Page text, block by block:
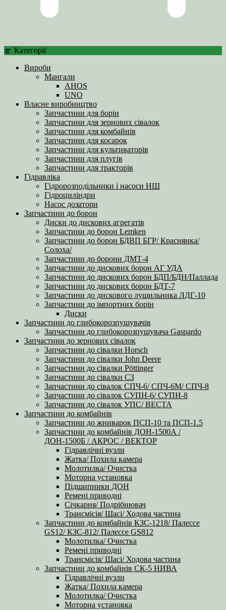
Категорії
Вироби
Мангали
AHOS
UNO
Власне виробництво
Запчастини для борін
Запчастини для зернових сівалок
Запчастини для комбайнів
Запчастини для косарок
Запчастини для культиваторів
Запчастини для плугів
Запчастини для тракторів
Гідравліка
Гідророзподільники і насоси НШ
Гідроциліндри
Насос дозатори
Запчастини до борон
Диски до дискових агрегатів
Запчастини до борон Lemken
Запчастини до борон БДВП БГР/ Краснянка/
Солоха/
Запчастини до борони ДМТ-4
Запчастини до дискових борон АГ УДА
Запчастини до дискових борон БДП/БДН/Паллада
Запчастини до дискових борон БДТ-7
Запчастини до дискового лущильника ЛДГ-10
Запчастини до імпортних борін
Диски
Запчастини до глибокорозпушувачів
Запчастини до глибокорозпушувача Gaspardo
Запчастини до зернових сівалок
Запчастини до сівалки Horsch
Запчастини до сівалки John Deere
Запчастини до сівалки Pöttinger
Запчастини до сівалки СЗ
Запчастини до сівалок СПЧ-6/ СПЧ-6М/ СПЧ-8
Запчастини до сівалок СУПН-6/ СУПН-8
Запчастини до сівалок УПС/ ВЕСТА
Запчастини до комбайнів
Запчастини до жниварок ПСП-10 та ПСП-1.5
Запчастини до комбайнів ДОН-1500А /
ДОН-1500Б / АКРОС / ВЕКТОР
Гідравлічні вузли
Жатка/ Похила камера
Молотилка/ Очистка
Моторна установка
Підшипники ДОН
Ремені приводні
Січкарня/ Подрібнювач
Трансмісія/ Шасі/ Ходова частина
Запчастини до комбайнів КЗС-1218/ Палессе
GS12/ КЗС-812/ Палессе GS812
Молотилка/ Очистка
Ремені приводні
Трансмісія/ Шасі/ Ходова частина
Запчастини до комбайнів СК-5 НИВА
Гідравлічні вузли
Жатка/ Похила камера
Молотилка/ Очистка
Моторна установка